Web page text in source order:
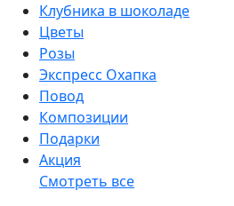
Клубника в шоколаде
Цветы
Розы
Экспресс Охапка
Повод
Композиции
Подарки
Акция
Смотреть все